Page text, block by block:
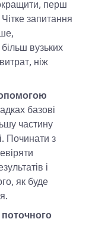
перш
запитання
вузьких
ніж
базові
частину
Починати з
і
як буде